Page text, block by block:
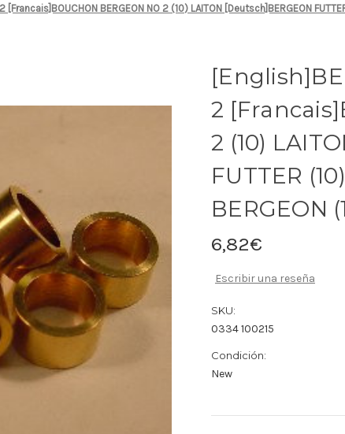
[Francais]BOUCHON BERGEON NO 2 (10) LAITON [Deutsch]BERGEON
2
2 (10)
FUTTER
BERGEON
6,82€
Escribir una reseña
SKU:
0334 100215
Condición:
New